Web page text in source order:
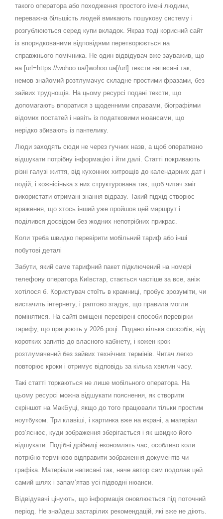
такого оператора або походження простого імені людини,
переважна більшість людей вмикають пошукову систему і
розгублюються серед купи вкладок. Якраз тоді корисний сайт
із впорядкованими відповідями перетворюється на
справжнього помічника. Не один відвідувач вже зауважив, що
на [url=https://wohoo.ua/]wohoo.ua[/url] тексти написані так,
немов знайомий розтлумачує складне простими фразами, без
зайвих труднощів. На цьому ресурсі подані тексти, що
допомагають впоратися з щоденними справами, біографіями
відомих постатей і навіть із податковими нюансами, що
нерідко збивають із пантелику.
Люди заходять сюди не через гучних назв, а щоб оперативно
відшукати потрібну інформацію і йти далі. Статті покривають
різні галузі життя, від кухонних хитрощів до календарних дат і
подій, і кожнісінька з них структурована так, щоб читач зміг
використати отримані знання відразу. Такий підхід створює
враження, що хтось інший уже пройшов цей маршрут і
поділився досвідом без жодних непотрібних прикрас.
Коли треба швидко перевірити мобільний тариф або інші
побутові деталі
Забути, який саме тарифний пакет підключений на номері
телефону оператора Київстар, стається частіше за все, аніж
хотілося б. Користувач стоїть в крамниці, пробує зрозуміти, чи
вистачить інтернету, і раптово згадує, що правила могли
помінятися. На сайті вміщені перевірені способи перевірки
тарифу, що працюють у 2026 році. Подано кілька способів, від
коротких запитів до власного кабінету, і кожен крок
розтлумачений без зайвих технічних термінів. Читач легко
повторює кроки і отримує відповідь за кілька хвилин часу.
Такі статті торкаються не лише мобільного оператора. На
цьому ресурсі можна відшукати пояснення, як створити
скріншот на МакБуці, якщо до того працювали тільки простим
ноутбуком. Три клавіші, і картинка вже на екрані, а матеріал
роз’яснює, куди зображення зберігається і як швидко його
відшукати. Подібні дрібниці економлять час, особливо коли
потрібно терміново відправити зображення документів чи
графіка. Матеріали написані так, наче автор сам подолав цей
самий шлях і запам’ятав усі підводні нюанси.
Відвідувачі цінують, що інформація оновлюється під поточний
період. Не знайдеш застарілих рекомендацій, які вже не діють.